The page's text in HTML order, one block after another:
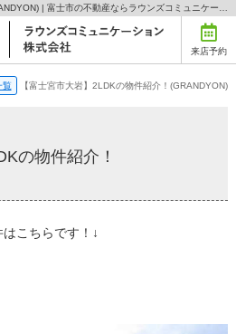
来店予約
覧 【富士宮市大岩】2LDKの物件紹介！(GRANDYON)
の物件紹介！
こちらです！↓